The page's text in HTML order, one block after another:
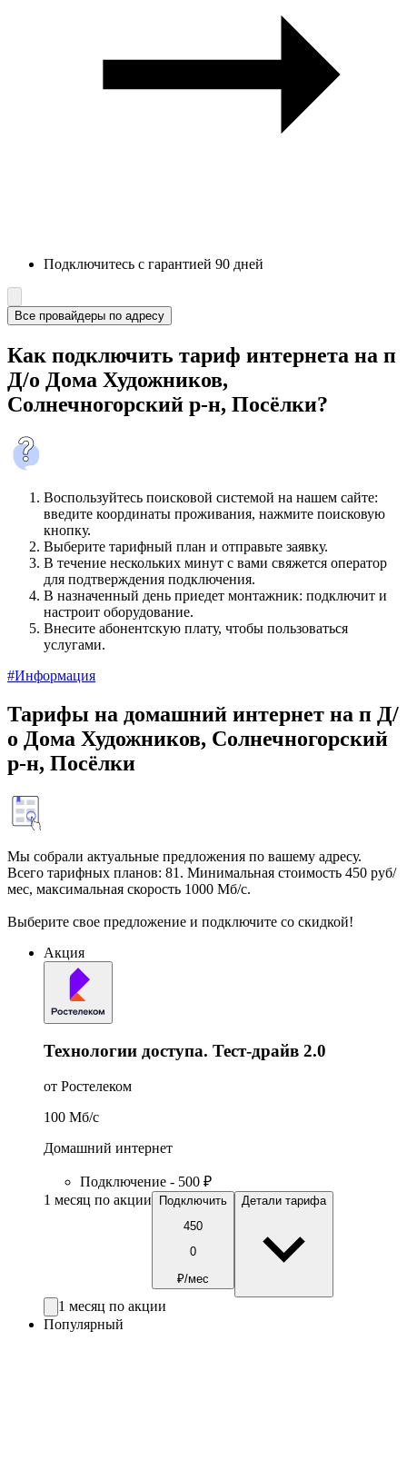
Подключитесь с гарантией 90 дней
Все провайдеры по адресу
Как подключить тариф интернета на п
Д/о Дома Художников,
Солнечногорский р-н, Посёлки?
Воспользуйтесь поисковой системой на нашем сайте:
введите координаты проживания, нажмите поисковую
кнопку.
Выберите тарифный план и отправьте заявку.
В течение нескольких минут с вами свяжется оператор
для подтверждения подключения.
В назначенный день приедет монтажник: подключит и
настроит оборудование.
Внесите абонентскую плату, чтобы пользоваться
услугами.
#Информация
Тарифы на домашний интернет на п Д/
о Дома Художников, Солнечногорский
р-н, Посёлки
Мы собрали актуальные предложения по вашему адресу.
Всего тарифных планов: 81. Минимальная стоимость 450 руб/
мес, максимальная скорость 1000 Мб/с.
Выберите свое предложение и подключите со скидкой!
Акция
Технологии доступа. Тест-драйв 2.0
от Ростелеком
100 Мб/c
Домашний интернет
Подключение - 500 ₽
1 месяц по акции
Подключить
450
0
₽/мес
Детали тарифа
1 месяц по акции
Популярный